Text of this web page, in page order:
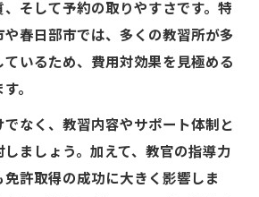
そして予約の取りやすさです。特
や春日部市では、多くの教習所が多
いるため、費用対効果を見極める
。
なく、教習内容やサポート体制と
ましょう。加えて、教官の指導力
許取得の成功に大きく影響しま